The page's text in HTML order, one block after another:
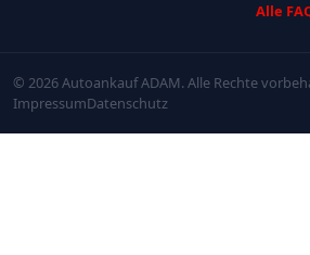
Alle
© 2026 Autoankauf ADAM. Alle Rechte
ImpressumDatenschutz